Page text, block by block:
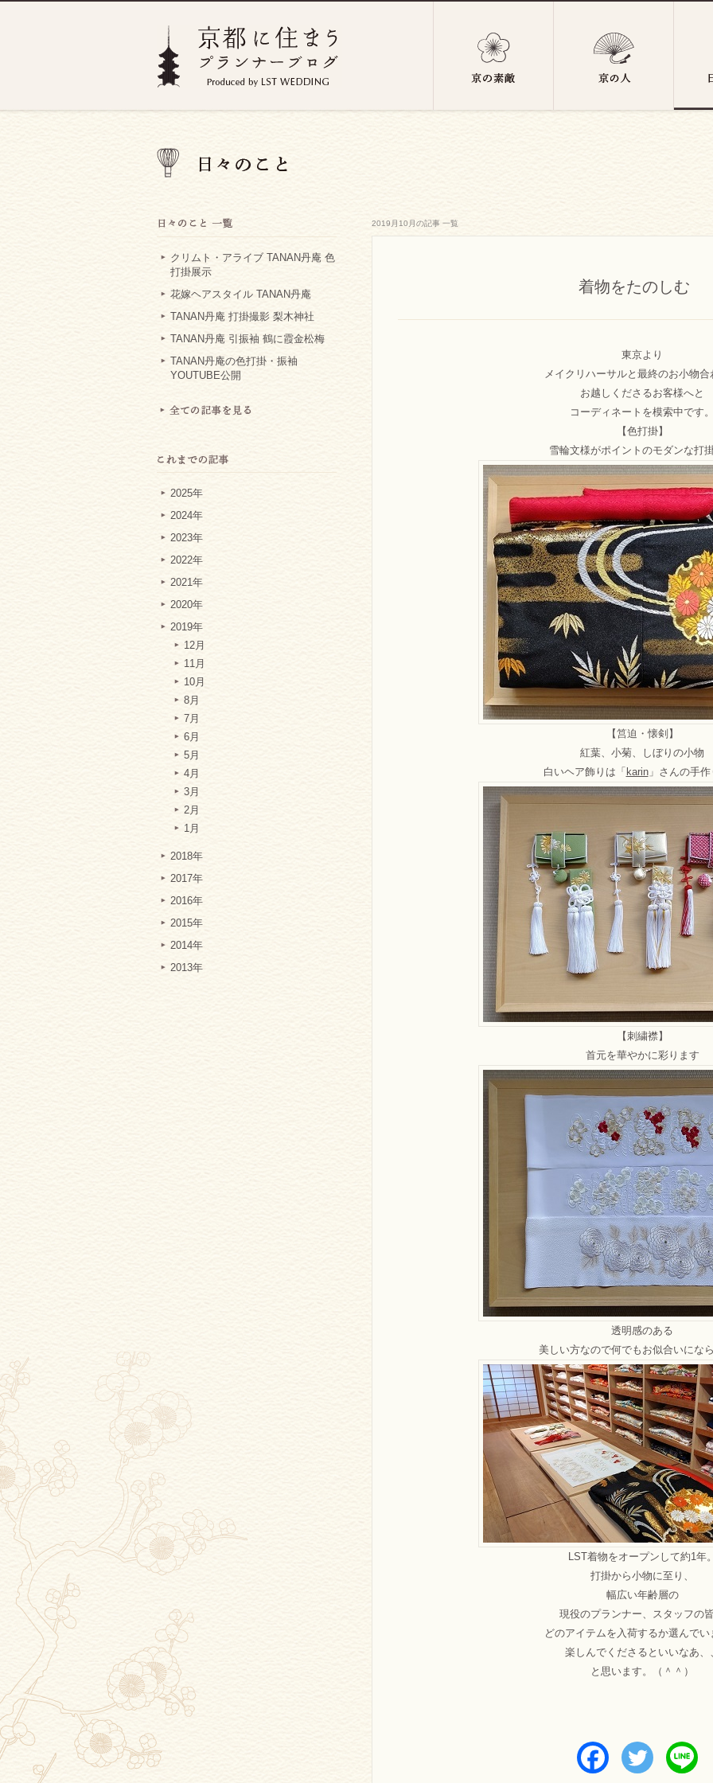
クリムト・アライブ TANAN丹庵 色
打掛展示
花嫁ヘアスタイル TANAN丹庵
TANAN丹庵 打掛撮影 梨木神社
TANAN丹庵 引振袖 鶴に霞金松梅
TANAN丹庵の色打掛・振袖
YOUTUBE公開
2025年
2024年
2023年
2022年
2021年
2020年
2019年
12月
11月
10月
8月
7月
6月
5月
4月
3月
2月
1月
2018年
2017年
2016年
2015年
2014年
2013年
2019月10月の記事 一覧
着物をたのしむ
東京より
メイクリハーサルと最終のお小物合
お越しくださるお客様へと
コーディネートを模索中です
【色打掛】
雪輪文様がポイントのモダンな打
【筥迫・懐剣】
紅葉、小菊、しぼりの小物
白いヘア飾りは「 karin」さんの手作
【刺繍襟】
首元を華やかに彩ります
透明感のある
美しい方なので何でもお似合いにな
LST着物をオープンして約1年
打掛から小物に至り、
幅広い年齢層の
現役のプランナー、スタッフの
どのアイテムを入荷するか選んでい
楽しんでくださるといいなあ、
と思います。（＾＾）